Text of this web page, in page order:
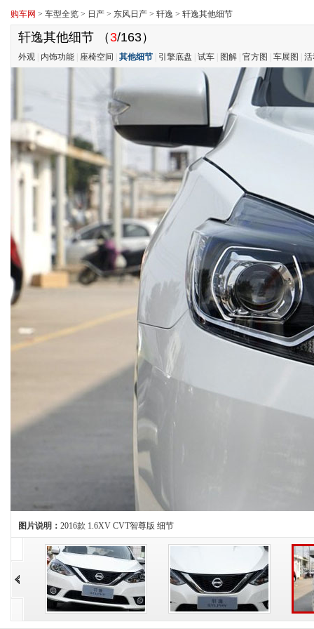
购车网 > 车型全览 > 日产 > 东风日产 > 轩逸 > 轩逸其他细节
轩逸其他细节 （3/163）
外观 内饰功能 座椅空间 其他细节 引擎底盘 试车 图解 官方图 车展图
图片说明： 2016款 1.6XV CVT智尊版 细节